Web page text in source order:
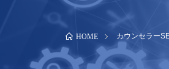
HOME カウンセラー